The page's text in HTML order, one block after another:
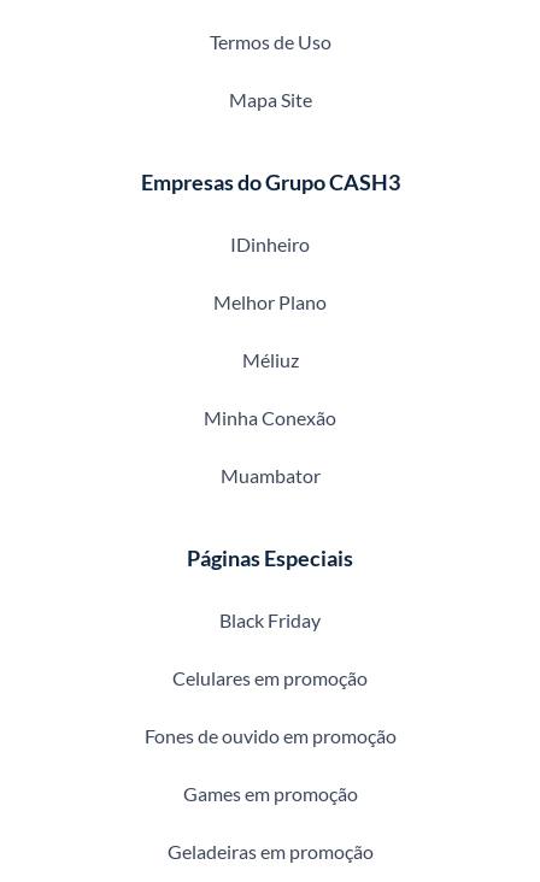
Termos de Uso
Mapa Site
Empresas do Grupo CASH3
IDinheiro
Melhor Plano
Méliuz
Minha Conexão
Muambator
Páginas Especiais
Black Friday
Celulares em promoção
Fones de ouvido em promoção
Games em promoção
Geladeiras em promoção